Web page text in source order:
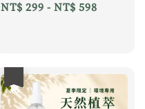
Regular
NT$ 299 -NT$ 598